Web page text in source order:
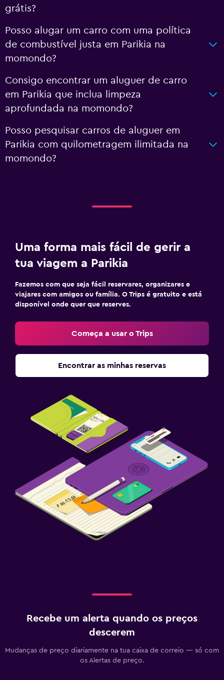
grátis?
Posso alugar um carro com uma política
de combustível justa em Parikia na
momondo?
Consigo encontrar um aluguer de carro
em Parikia que inclua limpeza
aprofundada na momondo?
Posso pesquisar carros de aluguer em
Parikia com quilometragem ilimitada na
momondo?
Uma forma mais fácil de gerir a
tua viagem a Parikia
Fazemos com que seja fácil reservares, organizares e
viajares com amigos ou família. O Trips é gratuito e está
disponível onde quer que reserves.
Começa a usar o Trips
Encontrar as minhas reservas
Recebe um alerta quando os preços
descerem
Mudanças de preço diariamente na tua caixa de correio — só com
os Alertas de preço.